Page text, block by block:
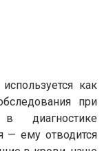
как
при
диагностике
— ему отводится